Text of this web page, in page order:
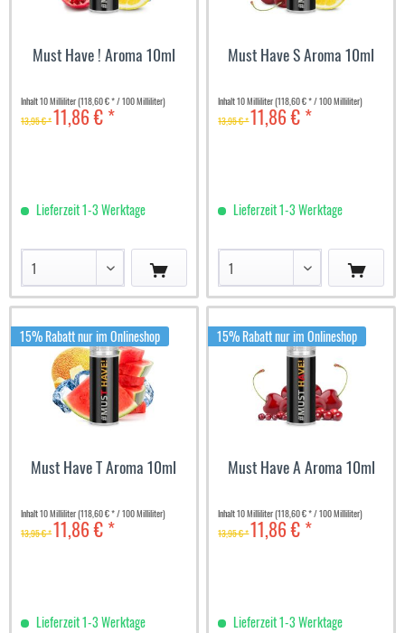
Must Have ! Aroma 10ml
Inhalt10 Milliliter(118,60 € * / 100 Milliliter)
13,95 € *11,86 € *
Lieferzeit 1-3 Werktage
Must Have S Aroma 10ml
Inhalt10 Milliliter(118,60 € * / 100 Milliliter)
13,95 € *11,86 € *
Lieferzeit 1-3 Werktage
15% Rabatt nur im Onlineshop
Must Have T Aroma 10ml
Inhalt10 Milliliter(118,60 € * / 100 Milliliter)
13,95 € *11,86 € *
Lieferzeit 1-3 Werktage
15% Rabatt nur im Onlineshop
Must Have A Aroma 10ml
Inhalt10 Milliliter(118,60 € * / 100 Milliliter)
13,95 € *11,86 € *
Lieferzeit 1-3 Werktage